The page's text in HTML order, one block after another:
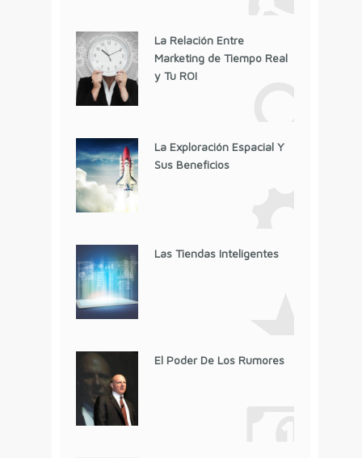
La Relación Entre
Marketing de Tiempo Real
y Tu ROI
La Exploración Espacial Y
Sus Beneficios
Las Tiendas Inteligentes
El Poder De Los Rumores